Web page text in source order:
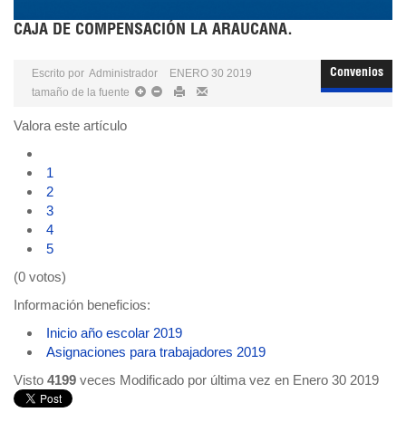
CAJA DE COMPENSACIÓN LA ARAUCANA.
Convenios
Escrito por Administrador
ENERO 30 2019
tamaño de la fuente
Valora este artículo
1
2
3
4
5
(0 votos)
Información beneficios:
Inicio año escolar 2019
Asignaciones para trabajadores 2019
Visto 4199 veces Modificado por última vez en Enero 30 2019